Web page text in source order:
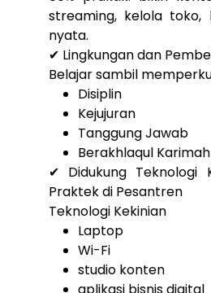
streaming, kelola toko,
nyata.
✔ Lingkungan dan
Belajar sambil
Disiplin
Kejujuran
Tanggung Jawab
Berakhlaqul Karimah
✔ Didukung Teknologi
Praktek di Pesantren
Teknologi Kekinian
Laptop
Wi-Fi
studio konten